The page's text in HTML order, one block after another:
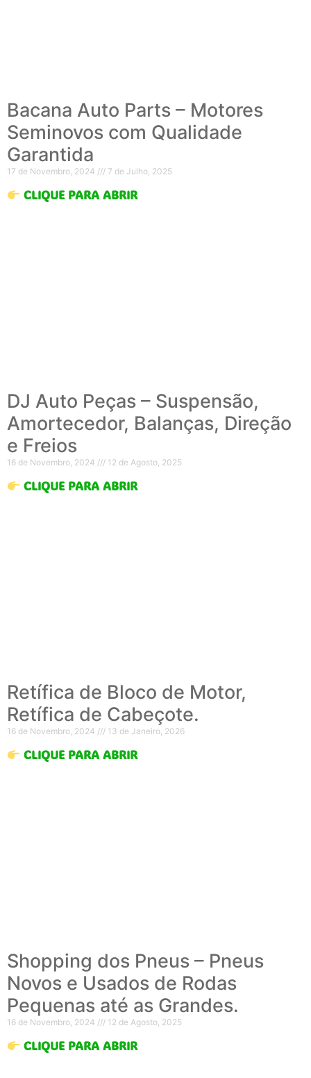
Bacana Auto Parts – Motores
Seminovos com Qualidade
Garantida
17 de Novembro, 2024 7 de Julho, 2025
CLIQUE PARA ABRIR
DJ Auto Peças – Suspensão,
Amortecedor, Balanças, Direção
e Freios
16 de Novembro, 2024 12 de Agosto, 2025
CLIQUE PARA ABRIR
Retífica de Bloco de Motor,
Retífica de Cabeçote.
16 de Novembro, 2024 13 de Janeiro, 2026
CLIQUE PARA ABRIR
Shopping dos Pneus – Pneus
Novos e Usados de Rodas
Pequenas até as Grandes.
16 de Novembro, 2024 12 de Agosto, 2025
CLIQUE PARA ABRIR